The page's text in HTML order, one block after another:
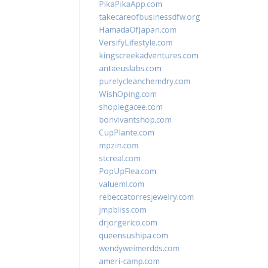
PikaPikaApp.com
takecareofbusinessdfw.org
HamadaOfJapan.com
VersifyLifestyle.com
kingscreekadventures.com
antaeuslabs.com
purelycleanchemdry.com
WishOping.com
shoplegacee.com
bonvivantshop.com
CupPlante.com
mpzin.com
stcreal.com
PopUpFlea.com
valueml.com
rebeccatorresjewelry.com
jmpbliss.com
drjorgerico.com
queensushipa.com
wendyweimerdds.com
ameri-camp.com